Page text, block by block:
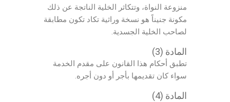
منزوعة النواة، وتتكاثر الخلية الناتجة عن ذلك
مكونة جنيناً هو نسخة وراثية تكاد تكون مطابقة
لصاحب الخلية الجسدية.
المادة (3)
تطبق أحكام هذا القانون على مقدم الخدمة
سواء كان تقديمها بأجر أو دون أجره.
المادة (4)